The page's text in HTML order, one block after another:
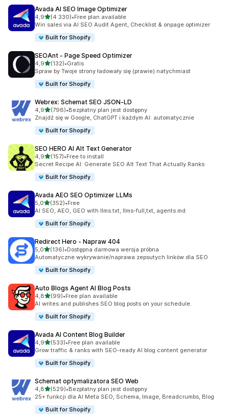
Avada AI SEO Image Optimizer
4,9na 5 gwiazdek
(4 330)
Łączna liczba recenzji: 4330
•Free plan available
Win sales via AI SEO Audit Agent, Checklist & onpage optimizer
Built for Shopify
SEOAnt ‑ Page Speed Optimizer
4,9na 5 gwiazdek
(132)
Łączna liczba recenzji: 132
•Gratis
Spraw by Twoje strony ładowały się (prawie) natychmiast
Built for Shopify
Webrex: Schemat SEO JSON‑LD
4,9na 5 gwiazdek
(796)
Łączna liczba recenzji: 796
•Bezpłatny plan jest dostępny
Znajdź się w Google, ChatGPT i każdym AI: automatycznie
Built for Shopify
SEO HERO AI Alt Text Generator
4,9na 5 gwiazdek
(157)
Łączna liczba recenzji: 157
•Free to install
Secret Recipe AI: Generate SEO Alt Text That Actually Ranks
Built for Shopify
Avada AEO SEO Optimizer LLMs
5,0na 5 gwiazdek
(352)
Łączna liczba recenzji: 352
•Free
AI SEO, AEO, GEO with llms.txt, llms-full,txt, agents.md
Built for Shopify
Redirect Hero ‑ Napraw 404
5,0na 5 gwiazdek
(136)
Łączna liczba recenzji: 136
•Dostępna darmowa wersja próbna
Automatyczne wykrywanie/naprawa zepsutych linków dla SEO
Built for Shopify
Auto Blogs Agent AI Blog Posts
4,8na 5 gwiazdek
(99)
Łączna liczba recenzji: 99
•Free plan available
AI writes and publishes SEO blog posts on your schedule.
Built for Shopify
Avada AI Content Blog Builder
4,9na 5 gwiazdek
(533)
Łączna liczba recenzji: 533
•Free plan available
Grow traffic & ranks with SEO-ready AI blog content generator
Built for Shopify
Schemat optymalizatora SEO Web
4,8na 5 gwiazdek
(529)
Łączna liczba recenzji: 529
•Bezpłatny plan jest dostępny
25+ funkcji dla AI Meta SEO, Schema, Image, Breadcrumbs, Blog
Built for Shopify